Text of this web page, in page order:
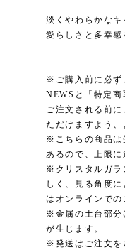
淡くやわらかな
愛らしさと多幸感
※ご購入前に必ず
NEWSと「特定商
ご注文される前
ただけますよう、
※こちらの商品は
あるので、上限に
※クリスタルガラ
しく、見る角度
はオンラインでの
※金属の土台部分
が生じます。
※発送はご注文を